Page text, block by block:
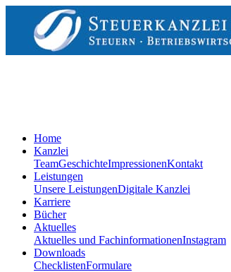
Home
Kanzlei
TeamGeschichteImpressionenKontakt
Leistungen
Unsere LeistungenDigitale Kanzlei
Karriere
Bücher
Aktuelles
Aktuelles und FachinformationenInstagram
Downloads
ChecklistenFormulare